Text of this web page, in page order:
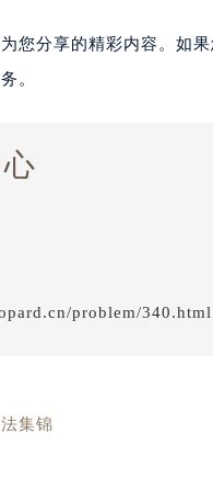
为您分享的精彩内容。如
。
problem/340.html
集锦